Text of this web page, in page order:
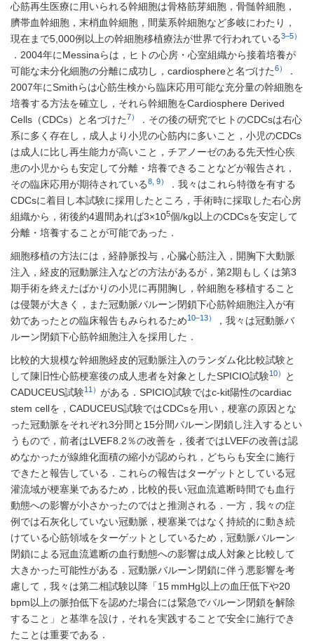
心筋再生医療に用いられる幹細胞は骨格筋芽細胞，骨髄幹細胞，
臍帯血幹細胞，末梢血幹細胞，間葉系幹細胞など多岐にわたり，
現在まで5,000例以上の幹細胞移植療法が世界で行われている3–5）
．2004年にMessinaらは，ヒトの心房・心室組織から接着培養が
可能な未分化細胞の分離に成功し，cardiosphereと名づけた6）
．
2007年にSmithらは心筋生検から臨床応用可能な充分量の幹細胞を
培養する方法を確立し，それら幹細胞をCardiosphere Derived
Cells（CDCs）と名づけた7）
．その後の研究でヒトのCDCsは右心
系に多く存在し，成人より小児の心筋内に多いこと，小児のCDCs
は成人に比し再生能力が高いこと，チアノーゼのある先天性心疾
患の小児からも安定して分離・培養できることなどが報告され，
その臨床応用が期待されている8, 9）
．我々はこれら特徴を有する
CDCsに着目し本試験に採用したところ，手術時に採取した右心房
組織から，術後約4週間あれば3×105個/kg以上のCDCsを安定して
分離・培養することが可能であった．
細胞移植の方法には，経静脈投与，心臓心筋注入，開胸下大動脈
注入，経皮的冠動脈注入などの方法があるが，第2期もしくは第3
期手術を終えたばかりの小児に再開胸し，幹細胞を移植すること
は侵襲が大きく，また冠動脈バルーン閉鎖下心筋幹細胞注入が有
効であったとの臨床報告もみられるため10–13）
，我々は冠動脈バ
ルーン閉鎖下心筋幹細胞注入を採用した．
比較的大規模な幹細胞経皮的冠動脈注入のランダム化比較試験と
して陳旧性心筋梗塞後の成人患者を対象としたSPICIO試験10）
と
CADUCEUS試験11） がある．SPICIO試験ではc-kit陽性のcardiac
stem cellを，CADUCEUS試験ではCDCsを用い，梗塞の原因とな
った冠動脈をそれぞれ3分間と15分間バルーン閉鎖し注入するとい
うもので，前者はLVEF8.2％の改善を，後者ではLVEFの改善は認
めなかったが線維化面積の縮小が認められ，どちらも安全に施行
できたと報告している．これらの報告はターゲットとしている冠
灌流域が梗塞巣であるため，比較的長い冠血流遮断時間でも血行
動態への影響が小さかったのではと推測される．一方，我々の症
例では石灰化していない冠動脈，梗塞巣ではなく持続的に動き続
けている心筋領域をターゲットとしているため，冠動脈バルーン
閉鎖による冠血流遮断の血行動態への影響は成人対象と比較して
大きかった可能性がある．冠動脈バルーン閉鎖に伴う悪影響を考
慮して，我々は第二相試験以降「15 mmHg以上の血圧低下や20
bpm以上の脈拍低下を認めた場合には緊急でバルーン閉鎖を解除
すること」と基準を設け，それを実践することで安全に施行でき
たことは重要である．